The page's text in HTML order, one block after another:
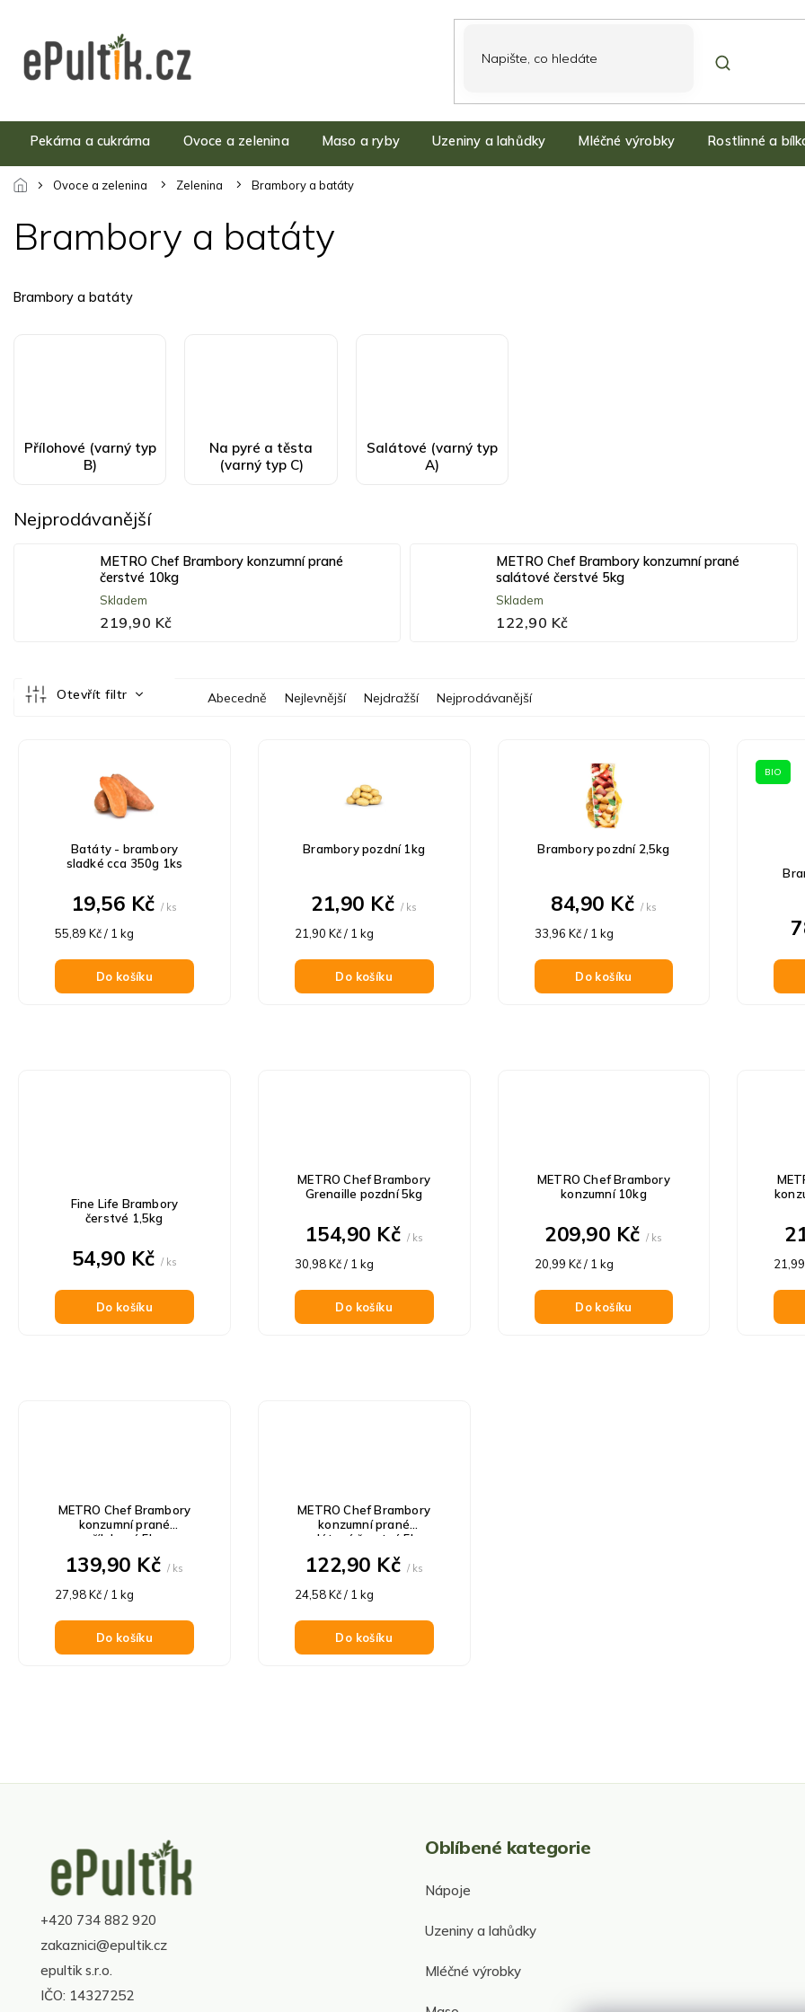
obsah
Pekárna a cukrárna Ovoce a zelenina Maso a ryby Uzeniny a lahůdky Mléčné výrobky Rostlinné a
Ovoce a zelenina Zelenina Brambory a batáty
Brambory a batáty
Brambory a batáty
Přílohové (varný typ
B)
Na pyré a těsta
(varný typ C)
Salátové (varný typ
A)
Nejprodávanější
METRO Chef Brambory konzumní prané
čerstvé 10kg
Skladem
219,90 Kč
METRO Chef Brambory konzumní prané
salátové čerstvé 5kg
Skladem
122,90 Kč
aAbecedně Nejlevnější Nejdražší Nejprodávanější
Otevřít filtr
Batáty - brambory
sladké cca 350g 1ks
19,56 Kč/ ks
Měrná
55,89 Kč / 1 kg
Do košíku
Brambory pozdní 1kg
21,90 Kč / ks
Měrná
21,90 Kč / 1 kg
Do košíku
Brambory pozdní 2,5kg
84,90 Kč / ks
Měrná
33,96 Kč / 1 kg
Do košíku
BIO
Fine Life Brambory
čerstvé 1,5kg
54,90 Kč/ ks
Do košíku
METRO Chef Brambory
Grenaille pozdní 5kg
154,90 Kč / ks
Měrná
30,98 Kč / 1 kg
Do košíku
METRO Chef Brambory
konzumní 10kg
209,90 Kč/ ks
Měrná
20,99 Kč / 1 kg
Do košíku
METRO Chef Brambory
konzumní prané
přílohové 5kg
139,90 Kč / ks
Měrná
27,98 Kč / 1 kg
Do košíku
METRO Chef Brambory
konzumní prané
salátové čerstvé 5kg
122,90 Kč / ks
Měrná
24,58 Kč / 1 kg
Do košíku
v
ý
+420 734 882 920
zakaznici@epultik.cz
epultik s.r.o.
IČO: 14327252
Oblíbené kategorie
Nápoje
Uzeniny a lahůdky
Mléčné výrobky